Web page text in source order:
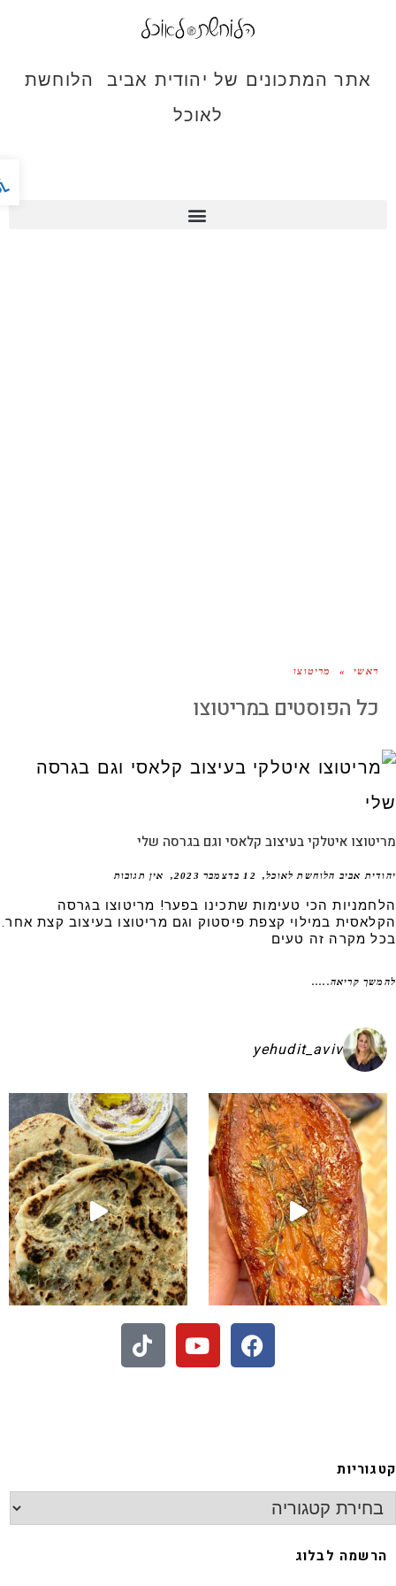
אתר המתכונים של יהודית אביב הלוחשת
לאוכל
ראשי » מריטוצו
כל הפוסטים ב מריטוצו
איטלקי בעיצוב קלאסי וגם בגרסה שלי
אביב הלוחשת לאוכל 12 בדצמבר 2023 אין תגובות
הכי טעימות שתכינו בפער! מריטוצו בגרסה
במילוי קצפת פיסטוק וגם מריטוצו בעיצוב קצת אחר.
מקרה זה טעים
קריאה.....
yehudit_aviv
בפיתות היסטריות
חיתוכיות ריבה וקוקוס
לבלוג